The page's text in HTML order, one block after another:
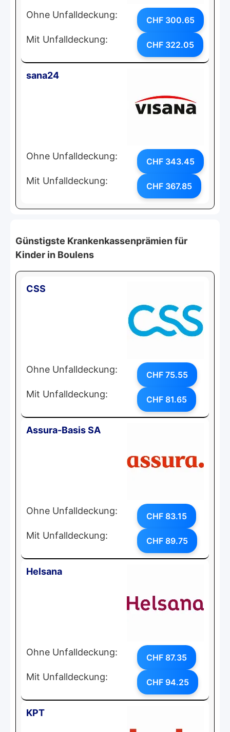
Ohne Unfalldeckung: CHF 300.65
Mit Unfalldeckung: CHF 322.05
sana24
Ohne Unfalldeckung: CHF 343.45
Mit Unfalldeckung: CHF 367.85
Günstigste Krankenkassenprämien für
Kinder in Boulens
CSS
Ohne Unfalldeckung: CHF 75.55
Mit Unfalldeckung: CHF 81.65
Assura-Basis SA
Ohne Unfalldeckung: CHF 83.15
Mit Unfalldeckung: CHF 89.75
Helsana
Ohne Unfalldeckung: CHF 87.35
Mit Unfalldeckung: CHF 94.25
KPT